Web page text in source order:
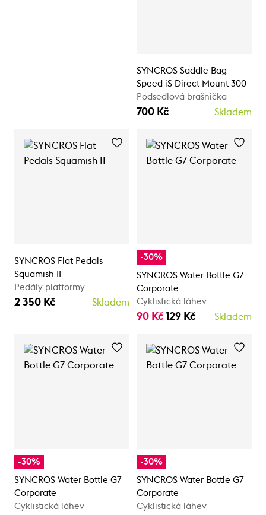
SYNCROS Saddle Bag
Speed iS Direct Mount 300
Podsedlová brašnička
700 Kč Skladem
SYNCROS Flat Pedals
Squamish II
Pedály platformy
2 350 Kč Skladem
-30%
SYNCROS Water Bottle G7
Corporate
Cyklistická láhev
90 Kč 129 Kč Skladem
-30%
SYNCROS Water Bottle G7
Corporate
Cyklistická láhev
-30%
SYNCROS Water Bottle G7
Corporate
Cyklistická láhev